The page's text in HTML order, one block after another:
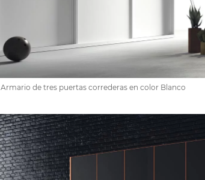
Armario de tres puertas correderas en color Blanco